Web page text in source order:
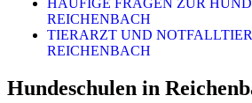
HÄUFIGE FRAGEN ZUR
REICHENBACH
TIERARZT UND
REICHENBACH
Hundeschulen in